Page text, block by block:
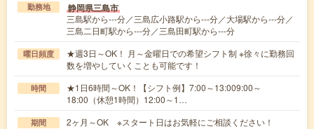
勤務地 静岡県三島市
三島駅から---分／三島広小路駅から---分／大場駅から---分／
三島二日町駅から---分／三島田町駅から---分
曜日頻度
★週3日～OK！ 月～金曜日での希望シフト制 ※徐々に勤務回
数を増やしていくことも可能です！
時間
★1日6時間～OK！【シフト例】7:00～13:009:00～
18:00（休憩1時間）12:00～1…
期間 2ヶ月～OK ※スタート日はお気軽にご相談ください！